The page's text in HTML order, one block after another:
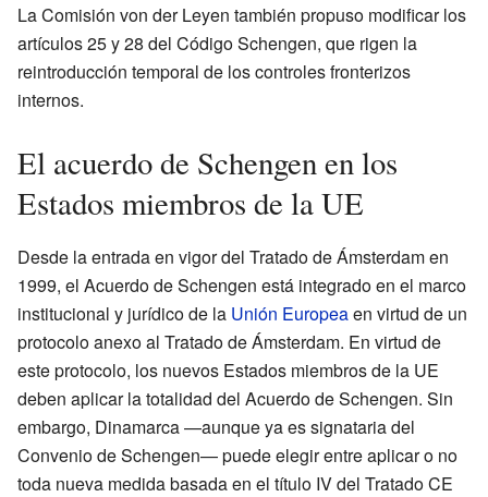
La Comisión von der Leyen también propuso modificar los
artículos 25 y 28 del Código Schengen, que rigen la
reintroducción temporal de los controles fronterizos
internos.
El acuerdo de Schengen en los
Estados miembros de la UE
Desde la entrada en vigor del Tratado de Ámsterdam en
1999, el Acuerdo de Schengen está integrado en el marco
institucional y jurídico de la Unión Europeaen virtud de un
protocolo anexo al Tratado de Ámsterdam. En virtud de
este protocolo, los nuevos Estados miembros de la UE
deben aplicar la totalidad del Acuerdo de Schengen. Sin
embargo, Dinamarca —aunque ya es signataria del
Convenio de Schengen— puede elegir entre aplicar o no
toda nueva medida basada en el título IV del Tratado CE